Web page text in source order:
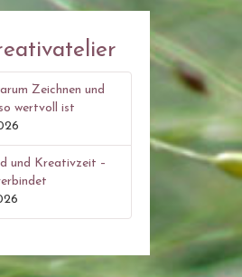
Zeichnen und
wertvoll ist
und Kreativzeit –